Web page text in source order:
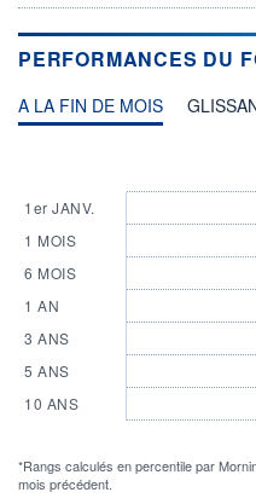
PERFORMANCES DU
A LA FIN DE MOIS
1er JANV.
1 MOIS
6 MOIS
1 AN
3 ANS
5 ANS
10 ANS
*Rangs calculés en percentile par
mois précédent.